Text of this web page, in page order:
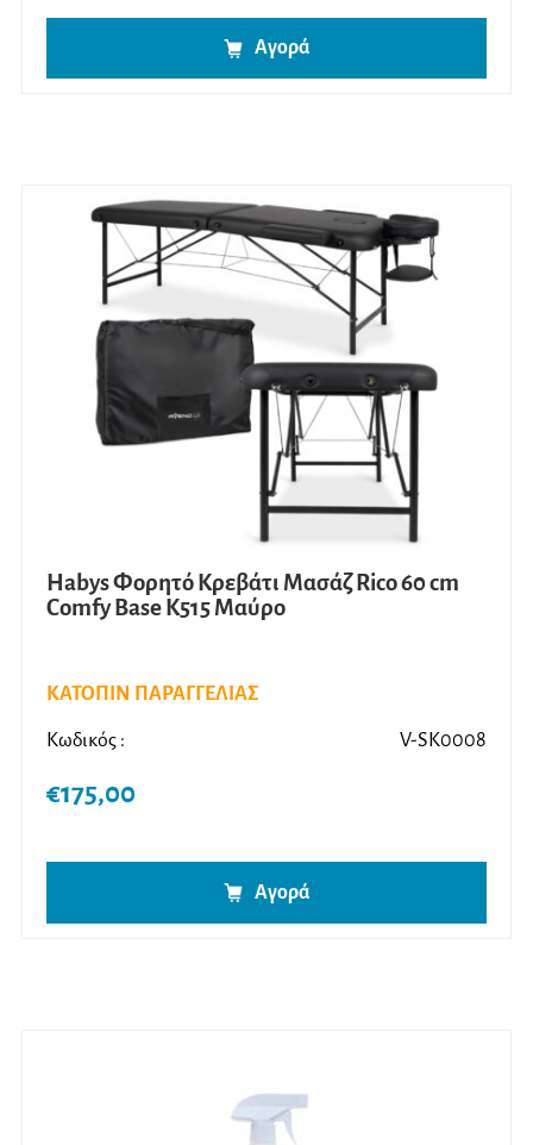
Αγορά
Habys Φορητό Κρεβάτι Μασάζ Rico 60 cm
Comfy Base K515 Μαύρο
ΚΑΤΟΠΙΝ ΠΑΡΑΓΓΕΛΙΑΣ
Κωδικός : V-SK0008
€175,00
Αγορά